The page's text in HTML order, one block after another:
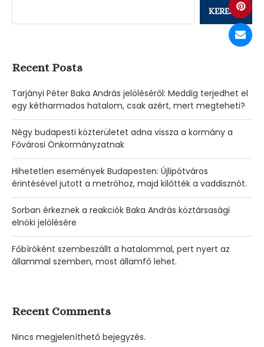
KERESÉS
Recent Posts
Tarjányi Péter Baka András jelöléséről: Meddig terjedhet el
egy kétharmados hatalom, csak azért, mert megteheti?
Négy budapesti közterületet adna vissza a kormány a
Fővárosi Önkormányzatnak
Hihetetlen események Budapesten: Újlipótváros
érintésével jutott a metróhoz, majd kilőtték a vaddisznót.
Sorban érkeznek a reakciók Baka András köztársasági
elnöki jelölésére
Főbíróként szembeszállt a hatalommal, pert nyert az
állammal szemben, most államfő lehet.
Recent Comments
Nincs megjeleníthető bejegyzés.